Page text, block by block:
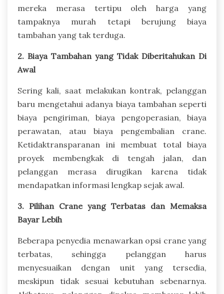
mereka merasa tertipu oleh harga yang
tampaknya murah tetapi berujung biaya
tambahan yang tak terduga.
2. Biaya Tambahan yang Tidak Diberitahukan Di
Awal
Sering kali, saat melakukan kontrak, pelanggan
baru mengetahui adanya biaya tambahan seperti
biaya pengiriman, biaya pengoperasian, biaya
perawatan, atau biaya pengembalian crane.
Ketidaktransparanan ini membuat total biaya
proyek membengkak di tengah jalan, dan
pelanggan merasa dirugikan karena tidak
mendapatkan informasi lengkap sejak awal.
3. Pilihan Crane yang Terbatas dan Memaksa
Bayar Lebih
Beberapa penyedia menawarkan opsi crane yang
terbatas, sehingga pelanggan harus
menyesuaikan dengan unit yang tersedia,
meskipun tidak sesuai kebutuhan sebenarnya.